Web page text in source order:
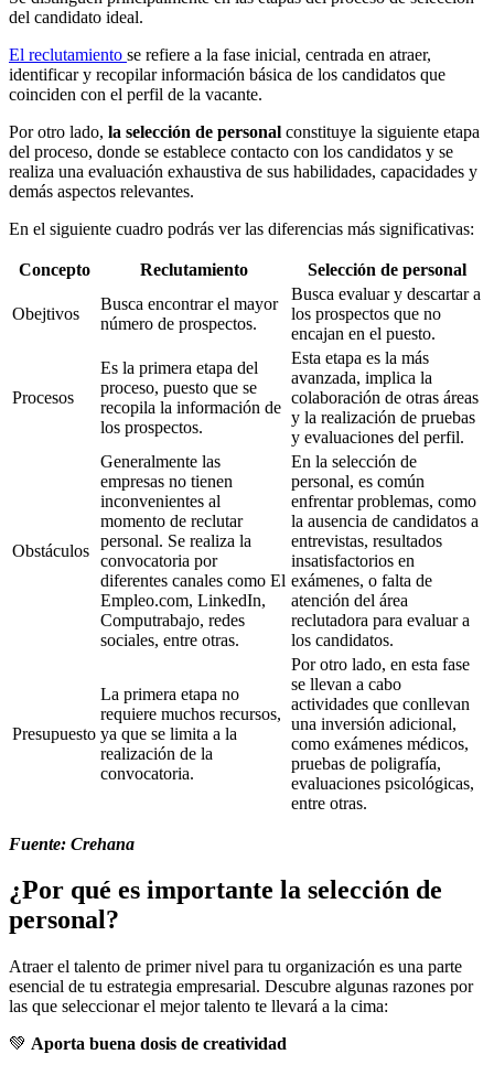
del candidato ideal.
El reclutamiento se refiere a la fase inicial, centrada en atraer,
identificar y recopilar información básica de los candidatos que
coinciden con el perfil de la vacante.
Por otro lado, la selección de personal constituye la siguiente etapa
del proceso, donde se establece contacto con los candidatos y se
realiza una evaluación exhaustiva de sus habilidades, capacidades y
demás aspectos relevantes.
En el siguiente cuadro podrás ver las diferencias más significativas:
Concepto Reclutamiento Selección de personal
Obejtivos
Busca encontrar el mayor
número de prospectos.
Busca evaluar y descartar a
los prospectos que no
encajan en el puesto.
Procesos
Es la primera etapa del
proceso, puesto que se
recopila la información de
los prospectos.
Esta etapa es la más
avanzada, implica la
colaboración de otras áreas
y la realización de pruebas
y evaluaciones del perfil.
Obstáculos
Generalmente las
empresas no tienen
inconvenientes al
momento de reclutar
personal. Se realiza la
convocatoria por
diferentes canales como El
Empleo.com, LinkedIn,
Computrabajo, redes
sociales, entre otras.
En la selección de
personal, es común
enfrentar problemas, como
la ausencia de candidatos a
entrevistas, resultados
insatisfactorios en
exámenes, o falta de
atención del área
reclutadora para evaluar a
los candidatos.
Presupuesto
La primera etapa no
requiere muchos recursos,
ya que se limita a la
realización de la
convocatoria.
Por otro lado, en esta fase
se llevan a cabo
actividades que conllevan
una inversión adicional,
como exámenes médicos,
pruebas de poligrafía,
evaluaciones psicológicas,
entre otras.
Fuente: Crehana
¿Por qué es importante la selección de
personal?
Atraer el talento de primer nivel para tu organización es una parte
esencial de tu estrategia empresarial. Descubre algunas razones por
las que seleccionar el mejor talento te llevará a la cima:
💚 Aporta buena dosis de creatividad